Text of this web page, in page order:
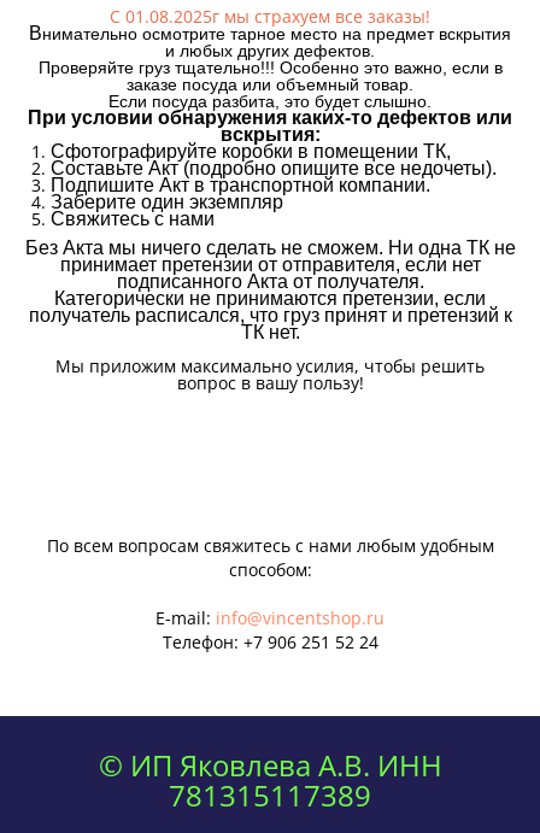
С 01.08.2025г мы страхуем все заказы!
Внимательно осмотрите тарное место на предмет вскрытия
и любых других дефектов.
Проверяйте груз тщательно!!! Особенно это важно, если в
заказе посуда или объемный товар.
Если посуда разбита, это будет слышно.
При условии обнаружения каких-то дефектов или
вскрытия:
Сфотографируйте коробки в помещении ТК,
Составьте Акт (подробно опишите все недочеты).
Подпишите Акт в транспортной компании.
Заберите один экземпляр
Свяжитесь с нами
Без Акта мы ничего сделать не сможем. Ни одна ТК не
принимает претензии от отправителя, если нет
подписанного Акта от получателя.
Категорически не принимаются претензии, если
получатель расписался, что груз принят и претензий к
ТК нет.
Мы приложим максимально усилия, чтобы решить
вопрос в вашу пользу!
По всем вопросам свяжитесь с нами любым удобным
способом:
E-mail: info@vincentshop.ru
Телефон: +7 906 251 52 24
© ИП Яковлева А.В. ИНН
781315117389